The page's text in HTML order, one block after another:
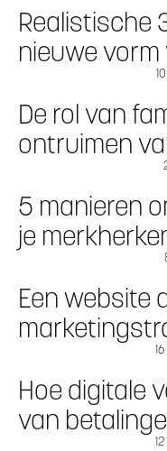
Realistische
nieuwe
De rol van
ontruimen
5 manieren
je
Een website
Hoe digitale
van